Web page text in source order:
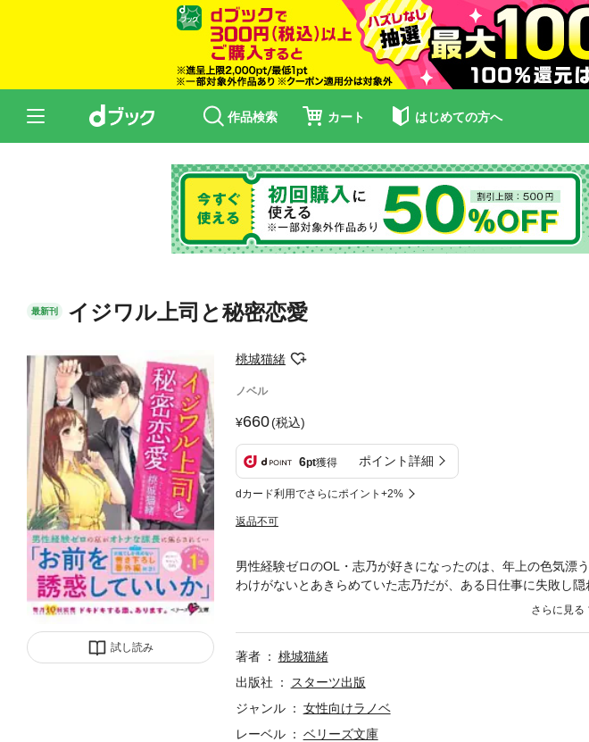
作品検索 カート はじめての方へ
最新刊 イジワル上司と秘密恋愛
試し読み
桃城猫緒
ノベル
660(税込)
6pt獲得 ポイント詳細
dカード利用でさらにポイント+2%
返品不可
男性経験ゼロのOL・志乃が好きになったのは、年上の色気漂
わけがないとあきらめていた志乃だが、ある日仕事に失敗し
て笑顔を繕うと「俺の前では無理して笑わなくていい」と優
著者
桃城猫緒
出版社
スターツ出版
ジャンル
女性向けラノベ
レーベル
ベリーズ文庫